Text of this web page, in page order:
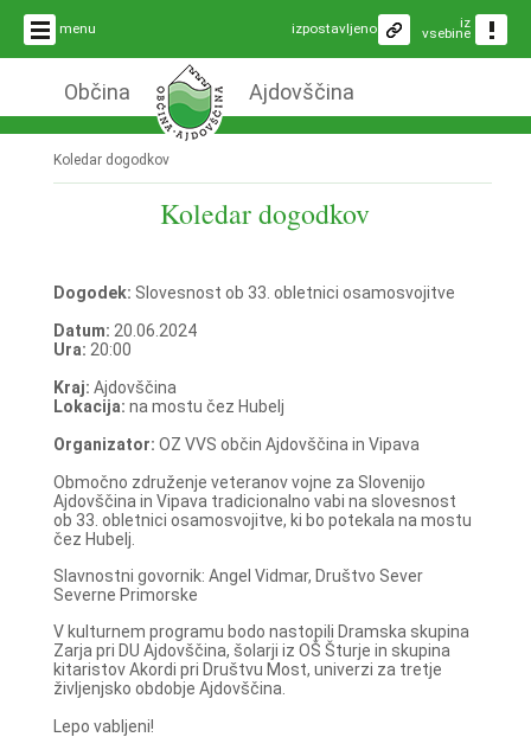
menu iz
vsebine
izpostavljeno
Občina Ajdovščina
Koledar dogodkov
Koledar dogodkov
Dogodek: Slovesnost ob 33. obletnici osamosvojitve
Datum: 20.06.2024
Ura: 20:00
Kraj: Ajdovščina
Lokacija: na mostu čez Hubelj
Organizator: OZ VVS občin Ajdovščina in Vipava
Območno združenje veteranov vojne za Slovenijo
Ajdovščina in Vipava tradicionalno vabi na slovesnost
ob 33. obletnici osamosvojitve, ki bo potekala na mostu
čez Hubelj.
Slavnostni govornik: Angel Vidmar, Društvo Sever
Severne Primorske
V kulturnem programu bodo nastopili Dramska skupina
Zarja pri DU Ajdovščina, šolarji iz OŠ Šturje in skupina
kitaristov Akordi pri Društvu Most, univerzi za tretje
življenjsko obdobje Ajdovščina.
Lepo vabljeni!